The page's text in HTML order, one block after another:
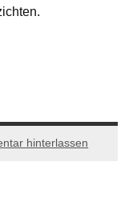
hinterlassen